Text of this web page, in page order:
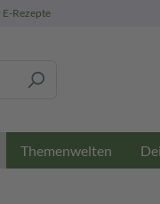
Rezepte
Themenwelten